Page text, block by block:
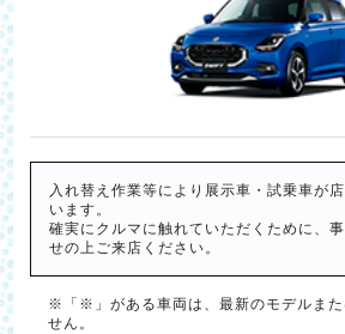
入れ替え作業等により展示車・試乗車が
います。
確実にクルマに触れていただくために、
せの上ご来店ください。
※「※」がある車両は、最新のモデルまた
せん。